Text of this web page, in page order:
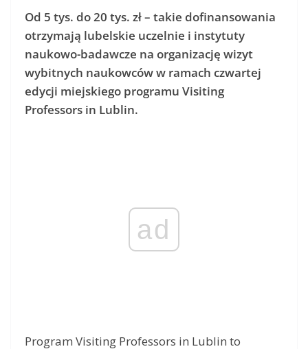
Od 5 tys. do 20 tys. zł – takie dofinansowania
otrzymają lubelskie uczelnie i instytuty
naukowo-badawcze na organizację wizyt
wybitnych naukowców w ramach czwartej
edycji miejskiego programu Visiting
Professors in Lublin.
ad
Program Visiting Professors in Lublin to